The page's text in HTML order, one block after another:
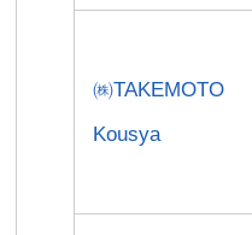
㈱TAKEMOTO
Kousya